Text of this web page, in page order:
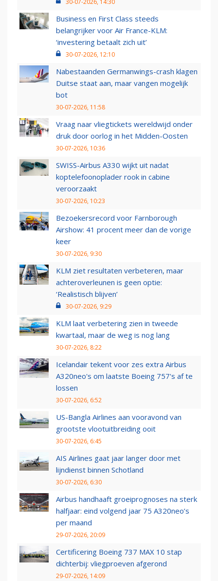
30-07-2026, 14:30
Business en First Class steeds
belangrijker voor Air France-KLM:
‘investering betaalt zich uit’
30-07-2026, 12:10
Nabestaanden Germanwings-crash klagen
Duitse staat aan, maar vangen mogelijk
bot
30-07-2026, 11:58
Vraag naar vliegtickets wereldwijd onder
druk door oorlog in het Midden-Oosten
30-07-2026, 10:36
SWISS-Airbus A330 wijkt uit nadat
koptelefoonoplader rook in cabine
veroorzaakt
30-07-2026, 10:23
Bezoekersrecord voor Farnborough
Airshow: 41 procent meer dan de vorige
keer
30-07-2026, 9:30
KLM ziet resultaten verbeteren, maar
achteroverleunen is geen optie:
‘Realistisch blijven’
30-07-2026, 9:29
KLM laat verbetering zien in tweede
kwartaal, maar de weg is nog lang
30-07-2026, 8:22
Icelandair tekent voor zes extra Airbus
A320neo's om laatste Boeing 757's af te
lossen
30-07-2026, 6:52
US-Bangla Airlines aan vooravond van
grootste vlootuitbreiding ooit
30-07-2026, 6:45
AIS Airlines gaat jaar langer door met
lijndienst binnen Schotland
30-07-2026, 6:30
Airbus handhaaft groeiprognoses na sterk
halfjaar: eind volgend jaar 75 A320neo’s
per maand
29-07-2026, 20:09
Certificering Boeing 737 MAX 10 stap
dichterbij: vliegproeven afgerond
29-07-2026, 14:09